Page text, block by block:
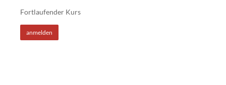
Fortlaufender Kurs
anmelden